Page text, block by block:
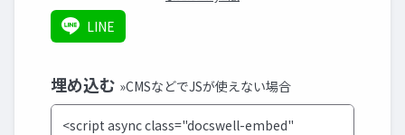
LINE
埋め込む »CMSなどでJSが使えない場合